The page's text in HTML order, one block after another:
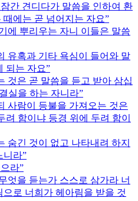
간 견디다가 말씀을 인하여 환
에는 곧 넘어지는 자요
에 뿌리우는 자니 이들은 말씀
유혹과 기타 욕심이 들어와 말
되는 자요
것은 곧 말씀을 듣고 받아 삼십
실을 하는 자니라
사람이 등불을 가져오는 것은
려 함이냐 등경 위에 두려 함이
숨긴 것이 없고 나타내려 하지
니라
라
엇을 듣는가 스스로 삼가라 너
로 너희가 헤아림을 받을 것